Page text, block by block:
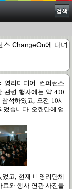
검색
스 ChangeOn에 다녀
영리미디어 컨퍼런스
관련 행사에는 약400
참석하였고, 오전 10시
었습니다. 오랜만에 업
었고, 현재 비영리단체
료와 행사 연관 사진들